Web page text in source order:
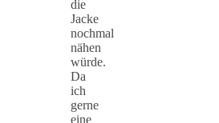
die
Jacke
nochmal
nähen
würde.
Da
ich
gerne
eine